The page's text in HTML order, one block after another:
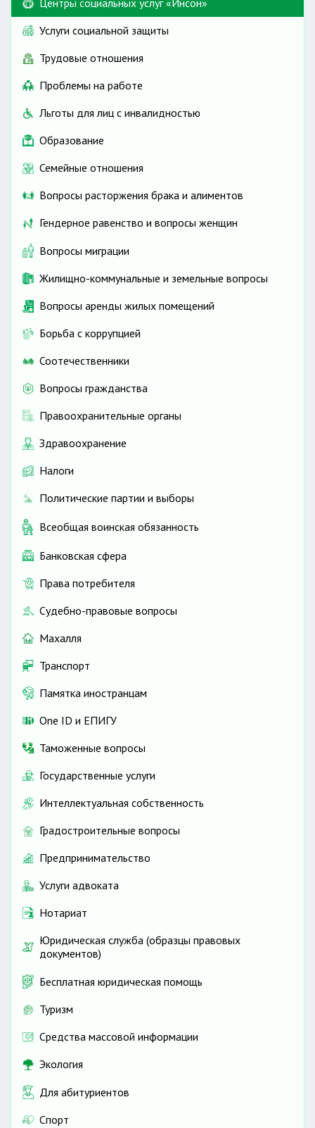
Центры социальных услуг «Инсон»
Услуги социальной защиты
Трудовые отношения
Проблемы на работе
Льготы для лиц с инвалидностью
Образование
Семейные отношения
Вопросы расторжения брака и алиментов
Гендерное равенство и вопросы женщин
Вопросы миграции
Жилищно-коммунальные и земельные вопросы
Вопросы аренды жилых помещений
Борьба с коррупцией
Соотечественники
Вопросы гражданства
Правоохранительные органы
Здравоохранение
Налоги
Политические партии и выборы
Всеобщая воинская обязанность
Банковская сфера
Права потребителя
Судебно-правовые вопросы
Махалля
Транспорт
Памятка иностранцам
One ID и ЕПИГУ
Таможенные вопросы
Государственные услуги
Интеллектуальная собственность
Градостроительные вопросы
Предпринимательство
Услуги адвоката
Нотариат
Юридическая служба (образцы правовых
документов)
Бесплатная юридическая помощь
Туризм
Средства массовой информации
Экология
Для абитуриентов
Спорт